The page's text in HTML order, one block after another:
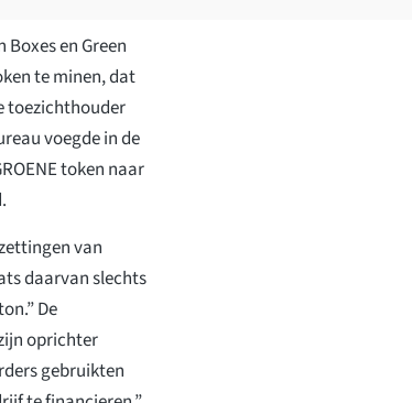
en Green
te minen, dat
toezichthouder
voegde in de
token naar
van
daarvan slechts
De
oprichter
gebruikten